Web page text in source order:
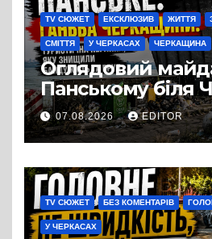
TV СЮЖЕТ ЕКСКЛЮЗИВ ЖИТТЯ
СМІТТЯ У ЧЕРКАСАХ ЧЕРКАЩИНА
Оглядовий
Панському біля
перетворився
сміттєзвалище
07.08.2026 EDITOR
TV СЮЖЕТ БЕЗ КОМЕНТАРІВ
У ЧЕРКАСАХ